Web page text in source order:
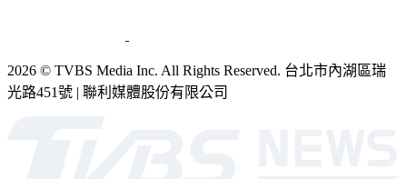
2026 © TVBS Media Inc. All Rights Reserved. 台北市內湖區瑞
光路451號 | 聯利媒體股份有限公司